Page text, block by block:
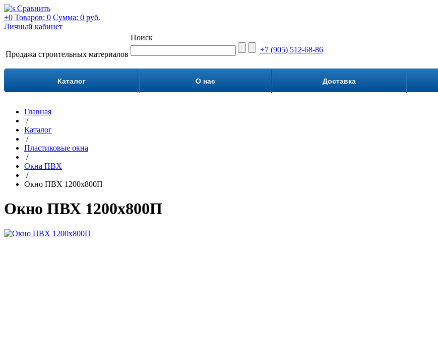
Сравнить
+0 Товаров: 0 Сумма: 0 руб.
Личный кабинет
Продажа строительных материалов
Поиск
+7 (905) 512-68-86
Каталог О нас Доставка
Главная
/
Каталог
/
Пластиковые окна
/
Окна ПВХ
/
Окно ПВХ 1200х800П
Окно ПВХ 1200х800П